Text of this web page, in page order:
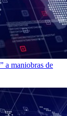
a maniobras de